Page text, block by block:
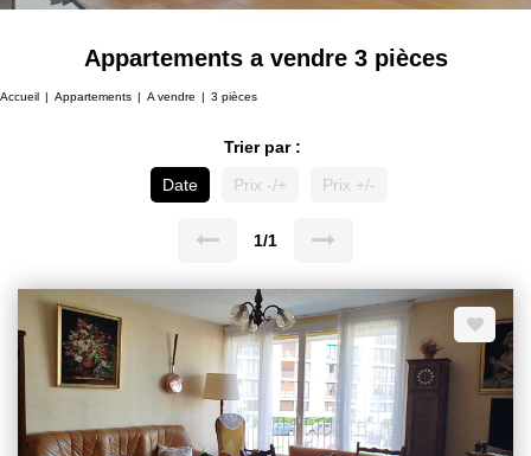
Appartements a vendre 3 pièces
Accueil Appartements A vendre 3 pièces
Trier par :
Date
Prix -/+ Prix +/-
1/1